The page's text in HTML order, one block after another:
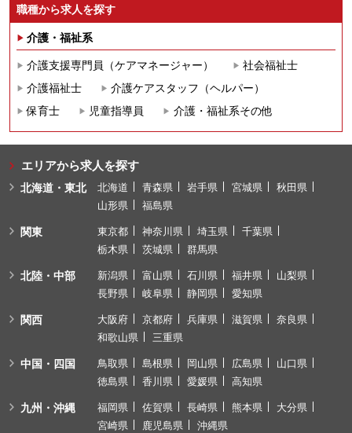
職種から求人を探す
介護・福祉系
介護支援専門員（ケアマネージャー）
社会福祉士
介護福祉士
介護ケアスタッフ（ヘルパー）
保育士
児童指導員 介護・福祉系その他
エリアから求人を探す
北海道・東北 北海道 青森県 岩手県 宮城県
秋田県
山形県
福島県
関東 東京都 神奈川県 埼玉県
千葉県
栃木県
茨城県 群馬県
北陸・中部 新潟県 富山県 石川県 福井県
山梨県
長野県
岐阜県 静岡県 愛知県
関西 大阪府 京都府 兵庫県 滋賀県
奈良県
和歌山県
三重県
中国・四国 鳥取県 島根県 岡山県 広島県
山口県
徳島県
香川県 愛媛県 高知県
九州・沖縄 福岡県 佐賀県 長崎県 熊本県
大分県
宮崎県
鹿児島県 沖縄県